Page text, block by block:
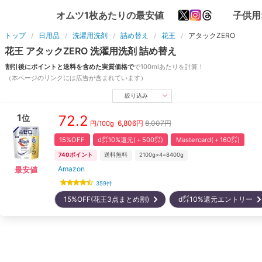
オムツ1枚あたりの最安値 子供
トップ 日用品 洗濯用洗剤 詰め替え 花王 アタックZERO
花王 アタックZERO 洗濯用洗剤 詰め替え
割引後にポイントと送料を含めた実質価格でで100mlあたりを計算！
（本ページのリンクには広告が含まれています）
絞り込み
1位
最安値
72.2 円/100g 6,806円 8,007円
15%OFF d㌽10%還元(＋500㌽) Mastercard(＋160㌽)
740ポイント 送料無料 2100g×4=8400g
Amazon
359件
15%OFF(花王3点まとめ割) d㌽10%還元エントリー